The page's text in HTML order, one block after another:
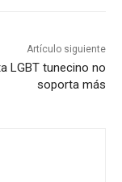
Artículo siguiente
LGBT tunecino no
soporta más